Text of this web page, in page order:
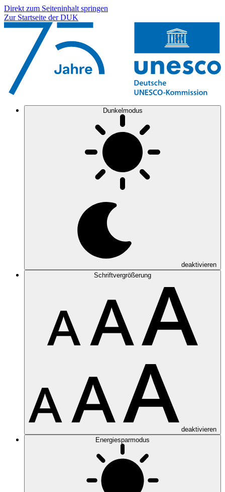
Direkt zum Seiteninhalt springen
Zur Startseite der DUK
Dunkelmodus
deaktivieren
Schriftvergrößerung
deaktivieren
Energiesparmodus